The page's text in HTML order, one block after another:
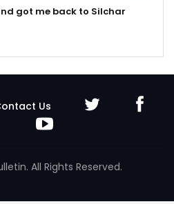
got me back to Silchar
Us
All Rights Reserved.